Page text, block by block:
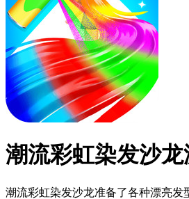
潮流彩虹染发沙龙
潮流彩虹染发沙龙准备了各种漂亮发